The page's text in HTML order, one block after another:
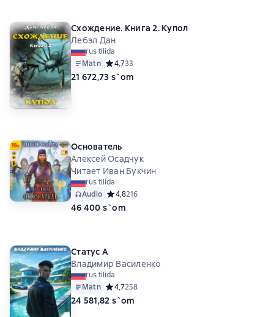
Схождение. Книга 2. Купол
Лебэл Дан
rus tilida
Matn Средний рейтинг 4,7 на основе 33 оценок
4,733
21 672,73 s`om
Основатель
Алексей Осадчук
Читает Иван Букчин
rus tilida
Audio Средний рейтинг 4,8 на основе 216 оценок
4,8216
46 400 s`om
Статус А
Владимир Василенко
rus tilida
Matn Средний рейтинг 4,7 на основе 258 оценок
4,7258
24 581,82 s`om